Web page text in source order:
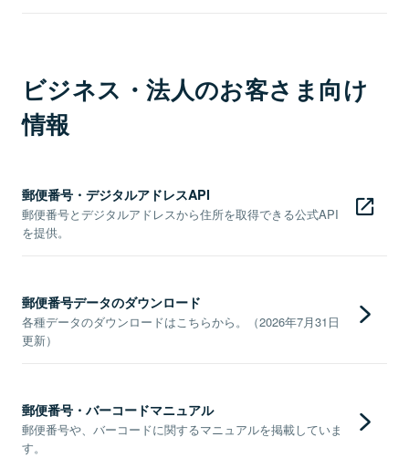
ビジネス・法人のお客さま向け
情報
郵便番号・デジタルアドレスAPI
郵便番号とデジタルアドレスから住所を取得できる公式API
を提供。
郵便番号データのダウンロード
各種データのダウンロードはこちらから。（2026年7月31日
更新）
郵便番号・バーコードマニュアル
郵便番号や、バーコードに関するマニュアルを掲載していま
す。